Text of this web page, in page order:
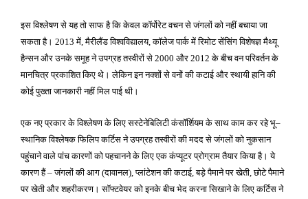
इस विश्लेषण से यह तो साफ है कि केवल कॉर्पोरेट वचन से जंगलों को नहीं बचाया जा
सकता है। 2013में ,मैरीलैंड विश्वविद्यालय,कॉलेज पार्क में रिमोट सेंसिंग विशेषज्ञ मैथ्यू
हैन्सन और उनके समूह ने उपग्रह तस्वीरों से 2000 और 2012के बीच वन परिवर्तन के
मानचित्र प्रकाशित किए थे। लेकिन इन नक्शों से वनों की कटाई और स्थायी हानि की
कोई पुख्ता जानकारी नहीं मिल पाई थी।
एक नए प्रकार के विश्लेषण के लिए सस्टेनेबिलिटी कंसॉर्शियम के साथ काम कर रहे भू–
स्थानिक विश्लेषक फिलिप कर्टिस ने उपग्रह तस्वीरों की मदद से जंगलों को नुकसान
पहुंचाने वाले पांच कारणों को पहचानने के लिए एक कंप्यूटर प्रोग्राम तैयार किया है। ये
कारण हैं–जंगलों की आग (दावानल),प्लांटेशन की कटाई,बड़े पैमाने पर खेती,छोटे पैमाने
पर खेती और शहरीकरण। सॉफ्टवेयर को इनके बीच भेद करना सिखाने के लिए कर्टिस ने